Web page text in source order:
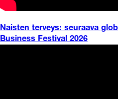
Naisten terveys: seuraava
Business Festival 2026